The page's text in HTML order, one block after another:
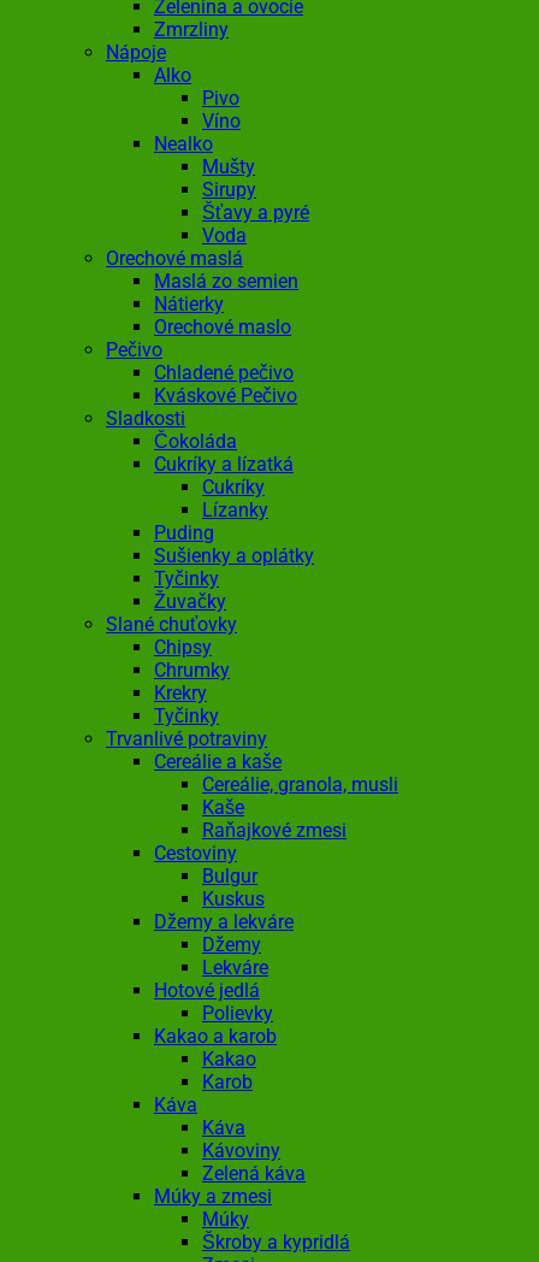
Zelenina a ovocie
Zmrzliny
Nápoje
Alko
Pivo
Víno
Nealko
Mušty
Sirupy
Šťavy a pyré
Voda
Orechové maslá
Maslá zo semien
Nátierky
Orechové maslo
Pečivo
Chladené pečivo
Kváskové Pečivo
Sladkosti
Čokoláda
Cukríky a lízatká
Cukríky
Lízanky
Puding
Sušienky a oplátky
Tyčinky
Žuvačky
Slané chuťovky
Chipsy
Chrumky
Krekry
Tyčinky
Trvanlivé potraviny
Cereálie a kaše
Cereálie, granola, musli
Kaše
Raňajkové zmesi
Cestoviny
Bulgur
Kuskus
Džemy a lekváre
Džemy
Lekváre
Hotové jedlá
Polievky
Kakao a karob
Kakao
Karob
Káva
Káva
Kávoviny
Zelená káva
Múky a zmesi
Múky
Škroby a kypridlá